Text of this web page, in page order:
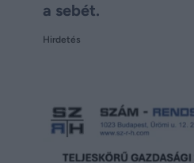
a sebét.
Hirdetés